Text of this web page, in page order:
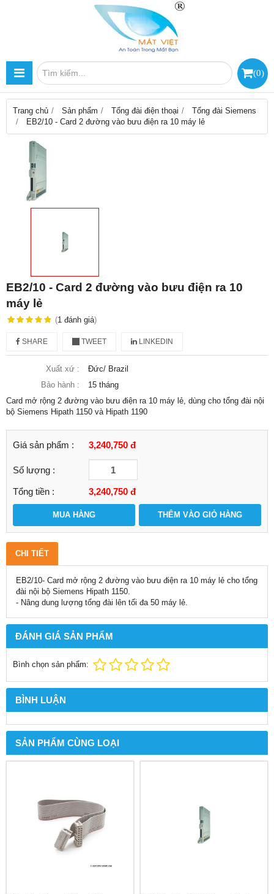
(0)
Trang chủ Sản phẩm Tổng đài điện thoại
Tổng đài Siemens
EB2/10 - Card 2 đường vào bưu điện ra 10 máy lẻ
EB2/10 - Card 2 đường vào bưu điện ra 10
máy lẻ
(1 đánh giá)
SHARE TWEET LINKEDIN
Xuất xứ :
Đức/ Brazil
Bảo hành :
15 tháng
Card mở rộng 2 đường vào bưu điện ra 10 máy lẻ, dùng cho tổng đài nội
bộ Siemens Hipath 1150 và Hipath 1190
Giá sản phẩm : 3,240,750 đ
Số lượng :
Tổng tiền : 3,240,750 đ
MUA HÀNG THÊM VÀO GIỎ HÀNG
CHI TIẾT
EB2/10- Card mở rộng 2 đường vào bưu điện ra 10 máy lẻ cho tổng
đài nội bộ Siemens Hipath 1150.
- Nâng dung lượng tổng đài lên tối đa 50 máy lẻ.
ĐÁNH GIÁ SẢN PHẨM
Bình chọn sản phẩm:
BÌNH LUẬN
SẢN PHẨM CÙNG LOẠI